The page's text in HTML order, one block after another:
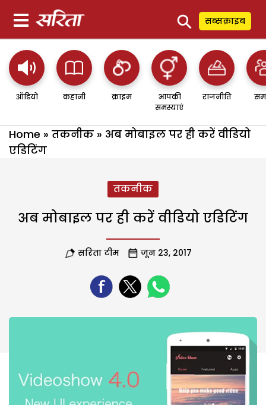
⚲ सब्सक्राइब
ऑडियो कहानी क्राइम
आपकी
समस्याएं
राजनीति
Home » तकनीक » अब मोबाइल पर ही करें वीडियो
एडिटिंग
तकनीक
अब मोबाइल पर ही करें वीडियो एडिटिंग
सरिता टीम जून 23, 2017